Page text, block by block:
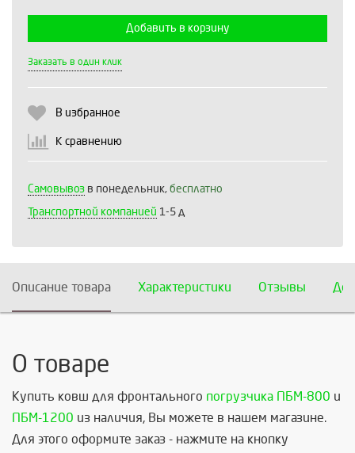
Добавить в корзину
Заказать в один клик
В избранное
К сравнению
Самовывоз в понедельник, бесплатно
Транспортной компанией 1-5 д
Описание товара Характеристики Отзывы
О товаре
Купить ковш для фронтального погрузчика ПБМ-800 и
ПБМ-1200 из наличия, Вы можете в нашем магазине.
Для этого оформите заказ - нажмите на кнопку